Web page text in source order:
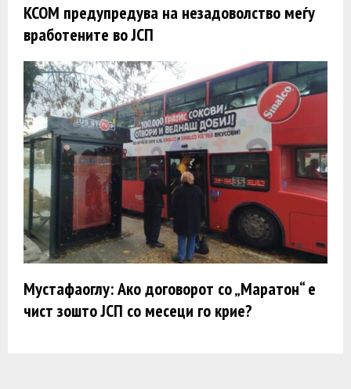
КСОМ предупредува на незадоволство меѓу
вработените во ЈСП
Мустафаоглу: Ако договорот со „Маратон“ е
чист зошто ЈСП со месеци го крие?